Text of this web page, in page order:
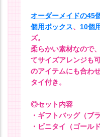
オーダーメイドの45
個用ボックス、 10個
ズ。
柔らかい素材なので
てサイズアレンジも
のアイテムにも合わ
タイ付き。
◎セット内容
・ギフトバッグ（ブ
・ビニタイ（ゴール